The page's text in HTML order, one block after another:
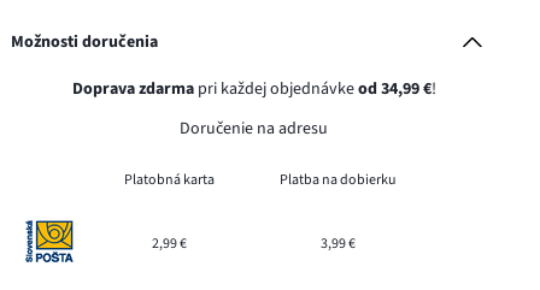
Možnosti doručenia
Doprava zdarmapri každej objednávkeod 34,99 €!
Doručenie na adresu
Platobná karta Platba na dobierku
2,99 € 3,99 €